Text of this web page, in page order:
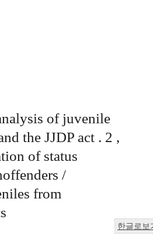
of juvenile
the JJDP act . 2 ,
of status
/
from
한글로보